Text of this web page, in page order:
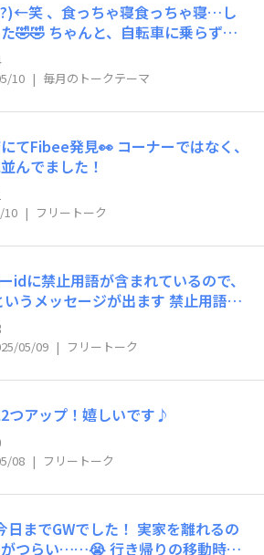
た😆 食事はテイクアウトでタイと
した😋料理名覚えていませんがお
は2万5千歩、がんばりました😁
笑 、食っちゃ寝食っちゃ寝…し
🤣🤣 ちゃんと、自転車に乗らずに
物行くようには心がけてたのにな
ころも混んでるのが嫌なだけ🤣)
10 | 毎月のトークテーマ
てFibee発見👀 コーナーではなく、
んでました！
10 | フリートーク
idに禁止用語が含まれているので、
うメッセージが出ます 禁止用語っ
しい
05/09 | フリートーク
つアップ！嬉しいです♪
08 | フリートーク
日までGWでした！ 実家を離れるの
行き帰りの移動時間